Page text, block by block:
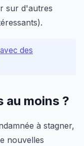
sur d'autres
des
au moins ?
à stagner,
nouvelles